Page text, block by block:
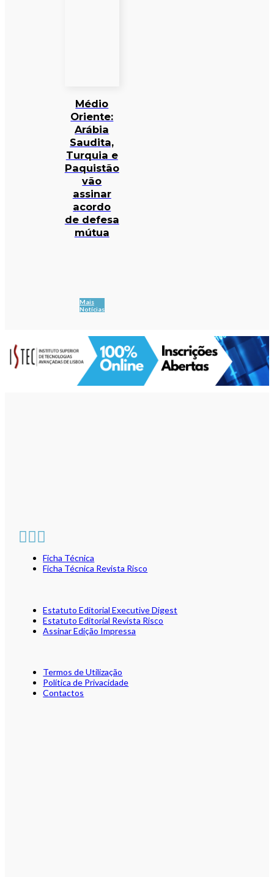
Médio
Oriente:
Arábia
Saudita,
Turquia e
Paquistão
vão
assinar
acordo
de defesa
mútua
Mais
Notícias
Ficha Técnica
Ficha Técnica Revista Risco
Estatuto Editorial Executive Digest
Estatuto Editorial Revista Risco
Assinar Edição Impressa
Termos de Utilização
Política de Privacidade
Contactos